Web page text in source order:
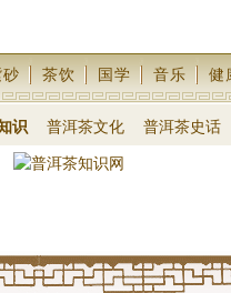
砂 茶饮 国学 音乐 健
识 普洱茶文化 普洱茶史话